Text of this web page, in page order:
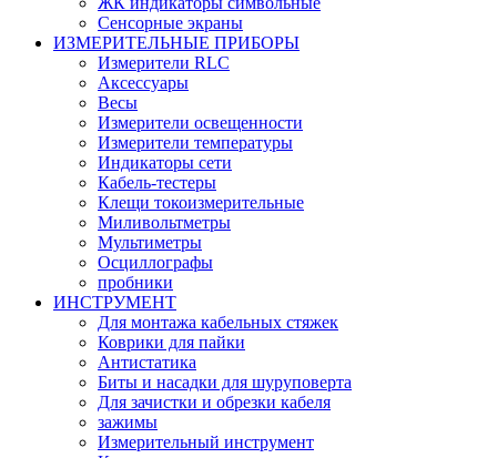
Сенсорные экраны
ИЗМЕРИТЕЛЬНЫЕ ПРИБОРЫ
Измерители RLC
Аксессуары
Весы
Измерители освещенности
Измерители температуры
Индикаторы сети
Кабель-тестеры
Клещи токоизмерительные
Миливольтметры
Мультиметры
Осциллографы
пробники
ИНСТРУМЕНТ
Для монтажа кабельных стяжек
Коврики для пайки
Антистатика
Биты и насадки для шуруповерта
Для зачистки и обрезки кабеля
зажимы
Измерительный инструмент